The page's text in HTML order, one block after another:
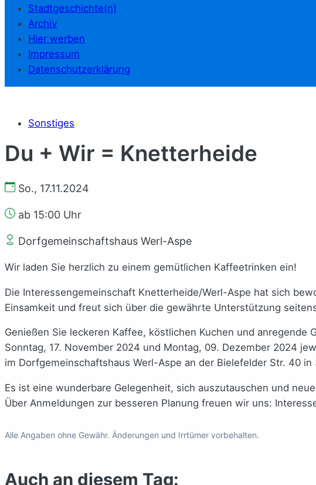
Stadtgeschichte(n)
Archiv
Hier werben
Impressum
Datenschutzerklärung
Sonstiges
Du + Wir = Knetterheide
So., 17.11.2024
ab 15:00 Uhr
Dorfgemeinschaftshaus Werl-Aspe
Wir laden Sie herzlich zu einem gemütlichen Kaffeetrinken ein!
Die Interessengemeinschaft Knetterheide/Werl-Aspe hat sich
Einsamkeit und freut sich über die gewährte Unterstützung
Genießen Sie leckeren Kaffee, köstlichen Kuchen und anregende
Sonntag, 17. November 2024 und Montag, 09. Dezember 2024
im Dorfgemeinschaftshaus Werl-Aspe an der Bielefelder Str. 40 in
Es ist eine wunderbare Gelegenheit, sich auszutauschen und
Über Anmeldungen zur besseren Planung freuen wir uns:
Alle Angaben ohne Gewähr. Änderungen und Irrtümer vorbehalten.
Auch an diesem Tag: